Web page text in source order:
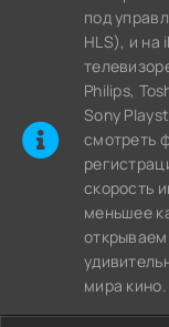
под
HLS), и на
Philips,
Sony
cмотреть
скорость
меньшее
мира кино.